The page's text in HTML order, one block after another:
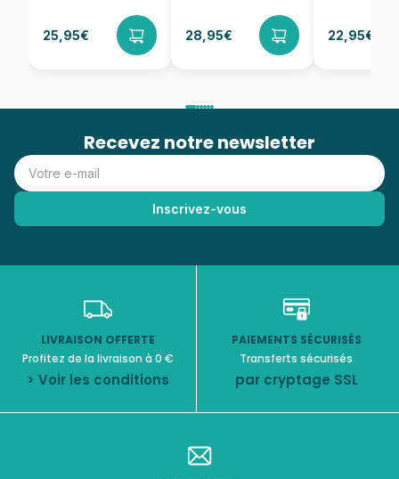
25,95€ 28,95€ 22,95€
Recevez notre newsletter
LIVRAISON OFFERTE
Profitez de la livraison à 0 €
> Voir les conditions
PAIEMENTS SÉCURISÉS
Transferts sécurisés
par cryptage SSL